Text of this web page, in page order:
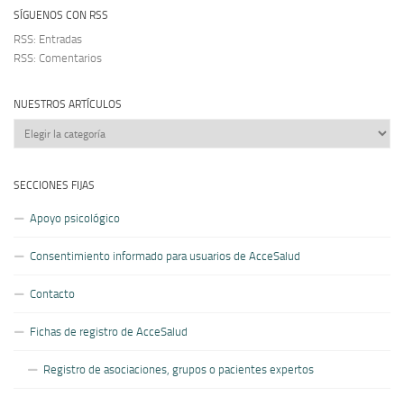
SÍGUENOS CON RSS
RSS: Entradas
RSS: Comentarios
NUESTROS ARTÍCULOS
Nuestros
artículos
SECCIONES FIJAS
Apoyo psicológico
Consentimiento informado para usuarios de AcceSalud
Contacto
Fichas de registro de AcceSalud
Registro de asociaciones, grupos o pacientes expertos